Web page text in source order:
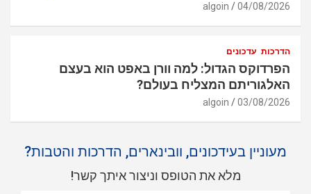
04/08/2026
algoin
הדרכות עדכונים
הפרדוקס הגדול: למה וורן באפט הוא בעצם
האלגוריתם המצליח בעולם?
03/08/2026
algoin
מעוניין בעידכונים, וובינארים, הדרכות והטבות?
מלא את הטופס וניצור איתך קשר!